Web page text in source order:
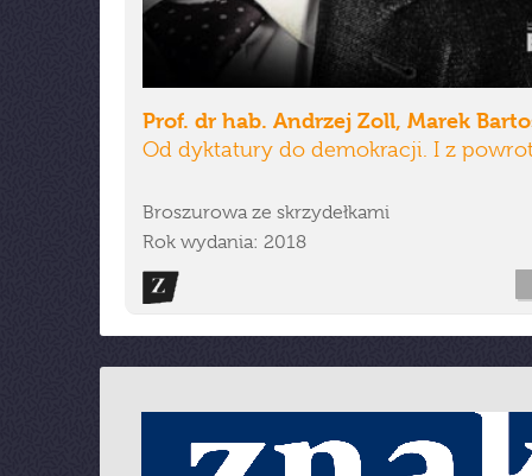
Prof. dr hab. Andrzej Zoll, Marek
Od dyktatury do demokracji. I z
Broszurowa ze skrzydełkami
Rok wydania: 2018